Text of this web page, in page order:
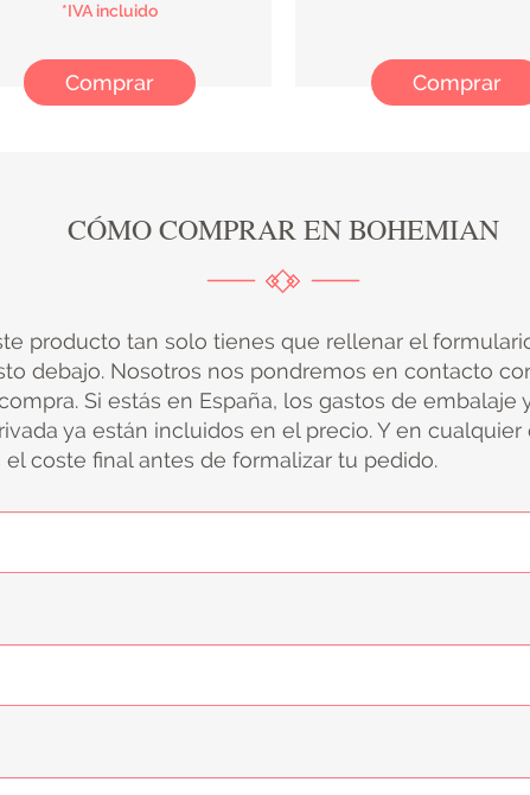
*IVA incluido
Comprar Comprar
CÓMO COMPRAR EN BOHEMIAN
producto tan solo tienes que rellenar el
debajo. Nosotros nos pondremos en contacto
Si estás en España, los gastos de embalaje
ya están incluidos en el precio. Y en cualquier
coste final antes de formalizar tu pedido.